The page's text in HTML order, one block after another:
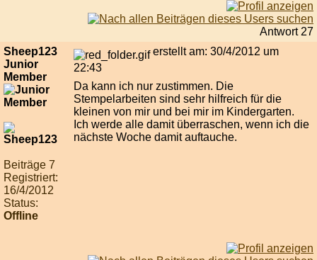
Antwort 27
Sheep123
Junior
Member
Beiträge 7
Registriert:
16/4/2012
Status:
Offline
erstellt am: 30/4/2012 um
22:43
Da kann ich nur zustimmen. Die
Stempelarbeiten sind sehr hilfreich für die
kleinen von mir und bei mir im Kindergarten.
Ich werde alle damit überraschen, wenn ich die
nächste Woche damit auftauche.